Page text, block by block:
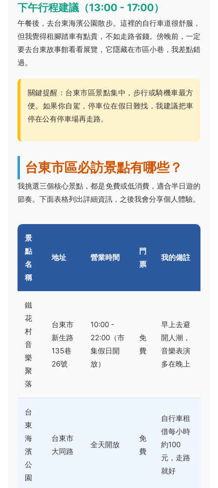
下午行程建議（13:00 - 17:00）
午餐後，去台東海濱公園散步。這裡的自行車道很舒服，
但我覺得租腳踏車有點貴，不如走路省錢。傍晚前，一定
要去台東故事館看看展覽，它隱藏在市區小巷，我差點錯
過。
關鍵提醒：台東市區景點集中，步行或騎機車最方
便。如果你自駕，停車位在假日難找，我建議把車
停在公有停車場再走路。
台東市區必訪景點有哪些？
我挑選三個核心景點，都是免費或低消費，適合半日遊的
節奏。下面表格列出詳細資訊，之後我會分享個人體驗。
景
點
名
稱
地址 營業時間
門
票
我的備註
鐵
花
村
音
樂
聚
落
台東市
新生路
135巷
26號
10:00 -
22:00（市
集假日開
放）
免
費
早上去避
開人潮，
音樂表演
多在晚上
台
東
海
濱
公
園
台東市
大同路
全天開放
免
費
自行車租
借每小時
約100
元，走路
就好